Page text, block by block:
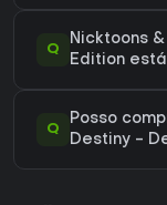
Q
Nicktoons
Edition
Q
Posso
Destiny -